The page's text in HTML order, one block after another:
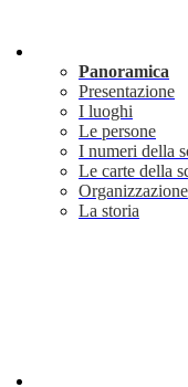
Panoramica
Presentazione
I luoghi
Le persone
I numeri della
Le carte della
Organizzazione
La storia